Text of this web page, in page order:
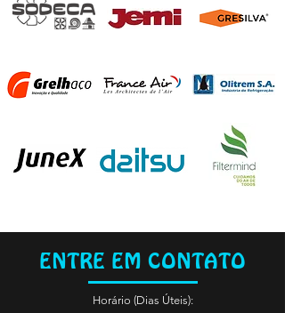
ENTRE EM CONTATO
Horário (Dias Úteis):